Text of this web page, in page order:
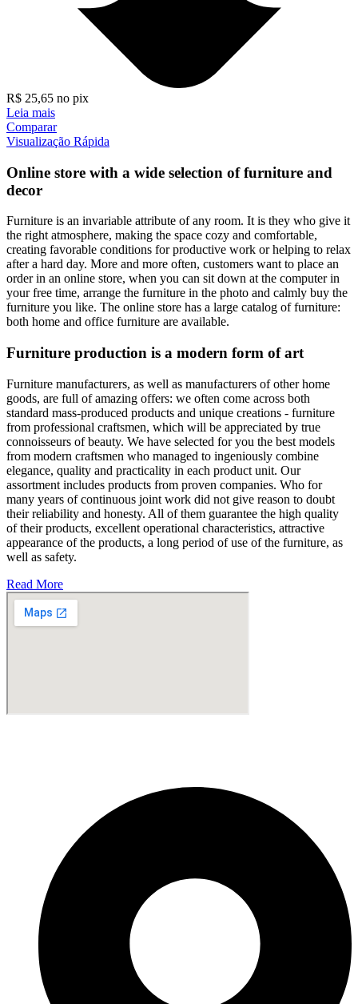
R$ 25,65 no pix
Leia mais
Comparar
Visualização Rápida
Online store with a wide selection of furniture and
decor
Furniture is an invariable attribute of any room. It is they who give it
the right atmosphere, making the space cozy and comfortable,
creating favorable conditions for productive work or helping to relax
after a hard day. More and more often, customers want to place an
order in an online store, when you can sit down at the computer in
your free time, arrange the furniture in the photo and calmly buy the
furniture you like. The online store has a large catalog of furniture:
both home and office furniture are available.
Furniture production is a modern form of art
Furniture manufacturers, as well as manufacturers of other home
goods, are full of amazing offers: we often come across both
standard mass-produced products and unique creations - furniture
from professional craftsmen, which will be appreciated by true
connoisseurs of beauty. We have selected for you the best models
from modern craftsmen who managed to ingeniously combine
elegance, quality and practicality in each product unit. Our
assortment includes products from proven companies. Who for
many years of continuous joint work did not give reason to doubt
their reliability and honesty. All of them guarantee the high quality
of their products, excellent operational characteristics, attractive
appearance of the products, a long period of use of the furniture, as
well as safety.
Read More